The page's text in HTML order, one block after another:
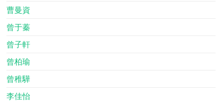
曹曼資
曾于蓁
曾子軒
曾柏瑜
曾稚驊
李佳怡